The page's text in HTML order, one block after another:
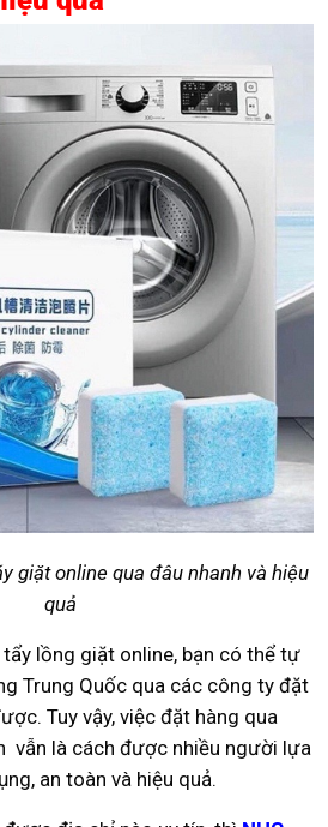
giặt online qua đâu nhanh và hiệu
quả
lồng giặt online, bạn có thể tự
Trung Quốc qua các công ty đặt
Tuy vậy, việc đặt hàng qua
vẫn là cách được nhiều người lựa
an toàn và hiệu quả.